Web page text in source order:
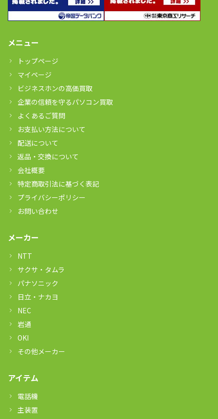
メニュー
トップページ
マイページ
ビジネスホンの高価買取
企業の信頼を守るパソコン買取
よくあるご質問
お支払い方法について
配送について
返品・交換について
会社概要
特定商取引法に基づく表記
プライバシーポリシー
お問い合わせ
メーカー
NTT
サクサ・タムラ
パナソニック
日立・ナカヨ
NEC
岩通
OKI
その他メーカー
アイテム
電話機
主装置